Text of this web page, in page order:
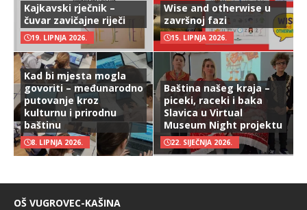
Kajkavski rječnik –
čuvar zavičajne riječi
19. LIPNJA 2026.
Wise and otherwise u
završnoj fazi
15. LIPNJA 2026.
Kad bi mjesta mogla
govoriti – međunarodno
putovanje kroz
kulturnu i prirodnu
baštinu
8. LIPNJA 2026.
Baština našeg kraja –
piceki, raceki i baka
Slavica u Virtual
Museum Night projektu
22. SIJEČNJA 2026.
OŠ VUGROVEC-KAŠINA